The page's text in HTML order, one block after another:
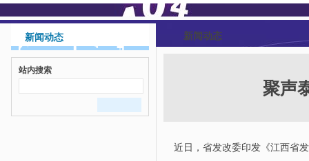
新闻动态
站内搜索
新闻动态
聚声
近日，省发改委印发《江西省